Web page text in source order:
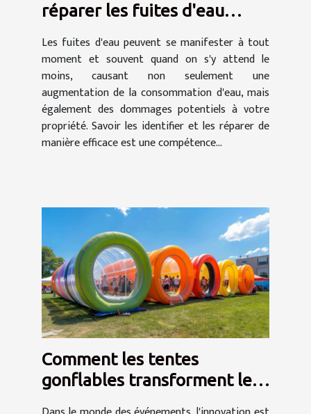
réparer les fuites d'eau
Les fuites d'eau peuvent se manifester à tout
moment et souvent quand on s'y attend le
moins, causant non seulement une
augmentation de la consommation d'eau, mais
également des dommages potentiels à votre
propriété. Savoir les identifier et les réparer de
manière efficace est une compétence...
Comment les tentes
gonflables transforment les